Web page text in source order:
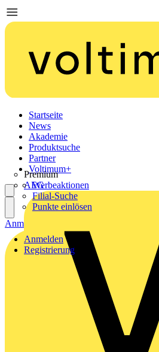
Startseite
News
Akademie
Produktsuche
Partner
Premium
AEG
Voltimum+
Werbeaktionen
Filial-Suche
Punkte einlösen
Anmelden
Registrierung
Anmelden